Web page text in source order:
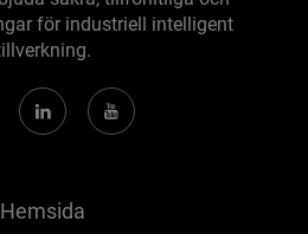
för industriell intelligent
Hemsida